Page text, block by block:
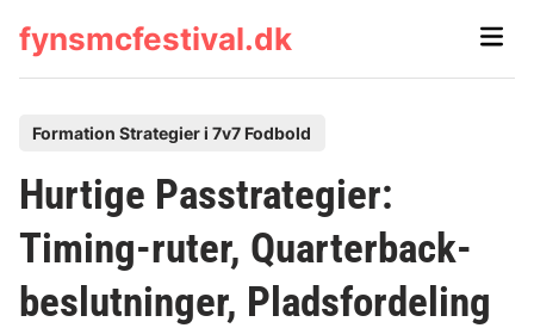
fynsmcfestival.dk
Main
s
t
e
d
Formation Strategier i 7v7 Fodbold
Hurtige Passtrategier:
Timing-ruter, Quarterback-
beslutninger, Pladsfordeling